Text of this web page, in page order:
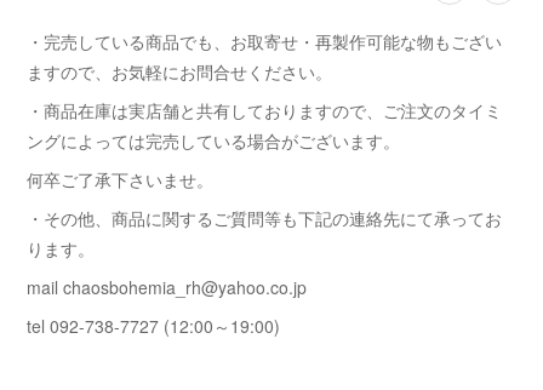
・完売している商品でも、お取寄せ・再製作可能な物もござい
ますので、お気軽にお問合せください。
・商品在庫は実店舗と共有しておりますので、ご注文のタイミ
ングによっては完売している場合がございます。
何卒ご了承下さいませ。
・その他、商品に関するご質問等も下記の連絡先にて承ってお
ります。
mail chaosbohemia_rh@yahoo.co.jp
tel 092-738-7727 (12:00～19:00)